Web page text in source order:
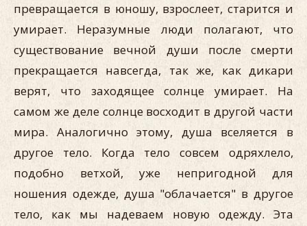
превращается в юношу, взрослеет, старится и
умирает. Неразумные люди полагают, что
существование вечной души после смерти
прекращается навсегда, так же, как дикари
верят, что заходящее солнце умирает. На
самом же деле солнце восходит в другой части
мира. Аналогично этому, душа вселяется в
другое тело. Когда тело совсем одряхлело,
подобно ветхой, уже непригодной для
ношения одежде, душа "облачается" в другое
тело, как мы надеваем новую одежду. Эта